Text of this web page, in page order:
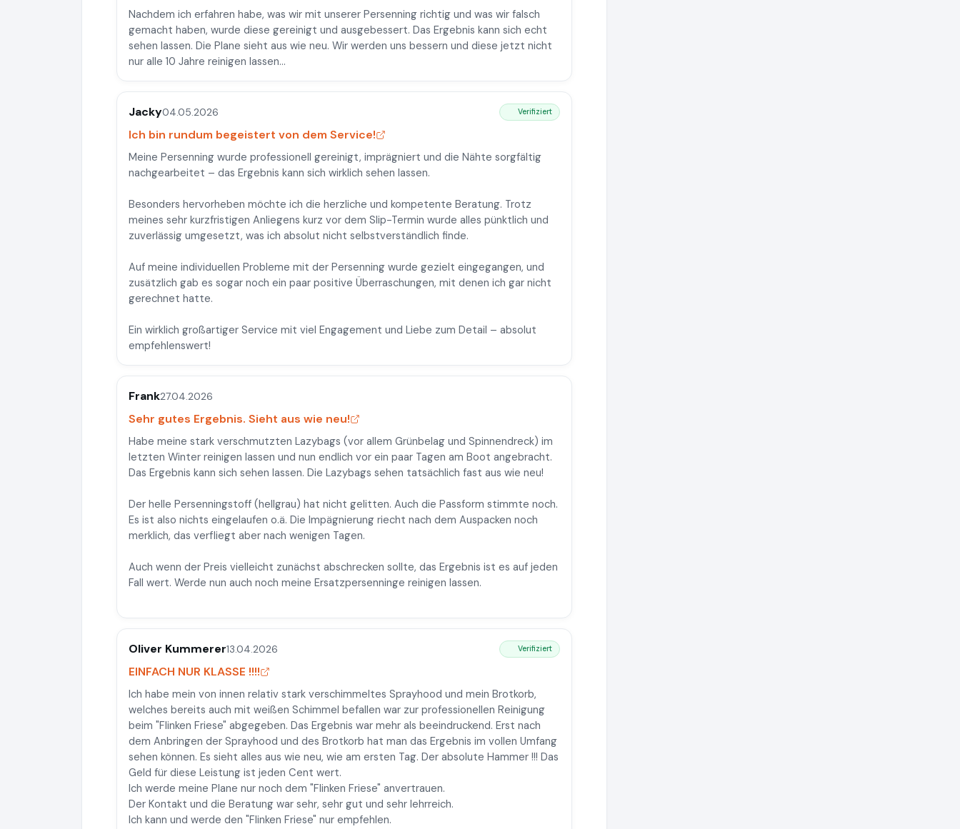
Nachdem ich erfahren habe, was wir mit unserer Persenning richtig und was wir falsch
gemacht haben, wurde diese gereinigt und ausgebessert. Das Ergebnis kann sich echt
sehen lassen. Die Plane sieht aus wie neu. Wir werden uns bessern und diese jetzt nicht
nur alle 10 Jahre reinigen lassen...
Jacky04.05.2026 Verifiziert
Ich bin rundum begeistert von dem Service!
Meine Persenning wurde professionell gereinigt, imprägniert und die Nähte sorgfältig
nachgearbeitet – das Ergebnis kann sich wirklich sehen lassen.
Besonders hervorheben möchte ich die herzliche und kompetente Beratung. Trotz
meines sehr kurzfristigen Anliegens kurz vor dem Slip-Termin wurde alles pünktlich und
zuverlässig umgesetzt, was ich absolut nicht selbstverständlich finde.
Auf meine individuellen Probleme mit der Persenning wurde gezielt eingegangen, und
zusätzlich gab es sogar noch ein paar positive Überraschungen, mit denen ich gar nicht
gerechnet hatte.
Ein wirklich großartiger Service mit viel Engagement und Liebe zum Detail – absolut
empfehlenswert!
Frank27.04.2026
Sehr gutes Ergebnis. Sieht aus wie neu!
Habe meine stark verschmutzten Lazybags (vor allem Grünbelag und Spinnendreck) im
letzten Winter reinigen lassen und nun endlich vor ein paar Tagen am Boot angebracht.
Das Ergebnis kann sich sehen lassen. Die Lazybags sehen tatsächlich fast aus wie neu!
Der helle Persenningstoff (hellgrau) hat nicht gelitten. Auch die Passform stimmte noch.
Es ist also nichts eingelaufen o.ä. Die Impägnierung riecht nach dem Auspacken noch
merklich, das verfliegt aber nach wenigen Tagen.
Auch wenn der Preis vielleicht zunächst abschrecken sollte, das Ergebnis ist es auf jeden
Fall wert. Werde nun auch noch meine Ersatzpersenninge reinigen lassen.
Oliver Kummerer13.04.2026 Verifiziert
EINFACH NUR KLASSE !!!!
Ich habe mein von innen relativ stark verschimmeltes Sprayhood und mein Brotkorb,
welches bereits auch mit weißen Schimmel befallen war zur professionellen Reinigung
beim "Flinken Friese" abgegeben. Das Ergebnis war mehr als beeindruckend. Erst nach
dem Anbringen der Sprayhood und des Brotkorb hat man das Ergebnis im vollen Umfang
sehen können. Es sieht alles aus wie neu, wie am ersten Tag. Der absolute Hammer !!! Das
Geld für diese Leistung ist jeden Cent wert.
Ich werde meine Plane nur noch dem "Flinken Friese" anvertrauen.
Der Kontakt und die Beratung war sehr, sehr gut und sehr lehrreich.
Ich kann und werde den "Flinken Friese" nur empfehlen.